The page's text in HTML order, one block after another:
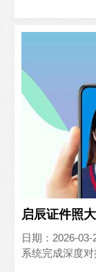
启辰证件照
日期：2026-
系统完成深度对